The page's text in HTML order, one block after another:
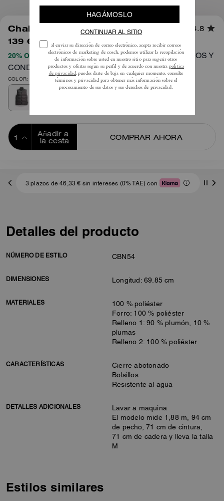
Chaleco Acolchado Liso 4.8
139 € 425 €
20% OFF APLICADO AL PROCESAR EL PAGOTÉRMINOS Y
CONDICIONES COMPLETOS AQUÍ
COLOR: Gris jaspeado oscuro
Añadir a
la cesta
COMPRAR AHORA
3 plazos de 46,33 € sin intereses (0% TAE) con
Detalles del producto
NÚMERO DE ESTILO CBN54
DIMENSIONES Longitud: 69.85 cm
MATERIALES
100 % poliéster
Forro: 100 % poliéster
Relleno 1: 90 % plumón, 10 %
plumas
Relleno 2: 100 % poliéster
CARACTERÍSTICAS
Cierre abotonado
Bolsillos
Resistente al agua
DETALLES ADICIONALES
Lavar a maquina
El modelo mide 1,88 m, 94 cm
de pecho, 71 cm de cintura,
71 cm de cadera y lleva la talla
M
Estilos similares